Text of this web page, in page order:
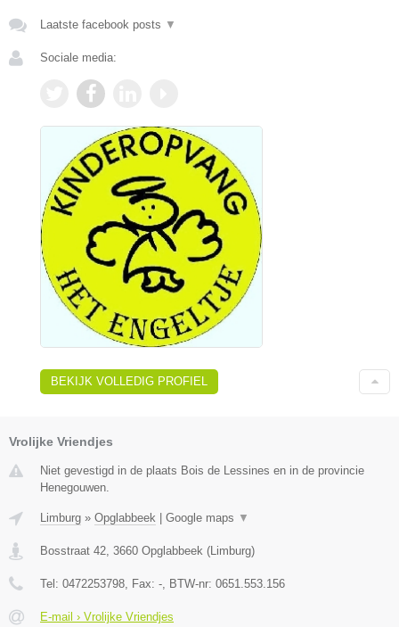
Laatste facebook posts ▼
Sociale media:
BEKIJK VOLLEDIG PROFIEL
Vrolijke Vriendjes
Niet gevestigd in de plaats Bois de Lessines en in de provincie
Henegouwen.
Limburg » Opglabbeek Google maps ▼
Bosstraat 42, 3660 Opglabbeek (Limburg)
Tel: 0472253798, Fax: -, BTW-nr: 0651.553.156
E-mail › Vrolijke Vriendjes